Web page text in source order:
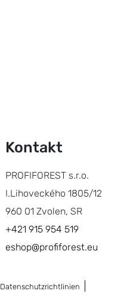
Kontakt
PROFIFOREST s.r.o.
I.Lihoveckého 1805/12
960 01 Zvolen, SR
+421 915 954 519
eshop@profiforest.eu
Datenschutzrichtlinien